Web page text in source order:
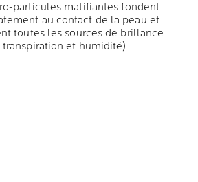
particules matifiantes fondent
au contact de la peau et
toutes les sources de brillance
transpiration et humidité)